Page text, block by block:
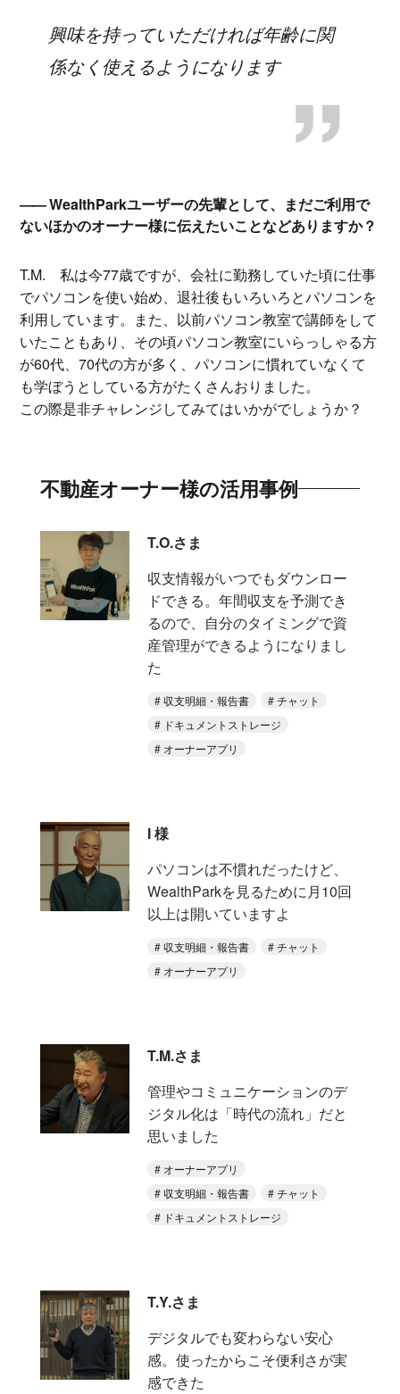
興味を持っていただければ年齢に関
係なく使えるようになります
WealthParkユーザーの先輩として、まだご利用で
ないほかのオーナー様に伝えたいことなどありますか？
T.M. 私は今77歳ですが、会社に勤務していた頃に仕事
でパソコンを使い始め、退社後もいろいろとパソコンを
利用しています。また、以前パソコン教室で講師をして
いたこともあり、その頃パソコン教室にいらっしゃる方
が60代、70代の方が多く、パソコンに慣れていなくて
も学ぼうとしている方がたくさんおりました。
この際是非チャレンジしてみてはいかがでしょうか？
不動産オーナー様の活用事例
T.O.さま
収支情報がいつでもダウンロー
ドできる。年間収支を予測でき
るので、自分のタイミングで資
産管理ができるようになりまし
た
収支明細・報告書
チャット
ドキュメントストレージ
オーナーアプリ
I 様
パソコンは不慣れだったけど、
WealthParkを見るために月10回
以上は開いていますよ
収支明細・報告書
チャット
オーナーアプリ
T.M.さま
管理やコミュニケーションのデ
ジタル化は「時代の流れ」だと
思いました
オーナーアプリ
収支明細・報告書
チャット
ドキュメントストレージ
T.Y.さま
デジタルでも変わらない安心
感。使ったからこそ便利さが実
感できた